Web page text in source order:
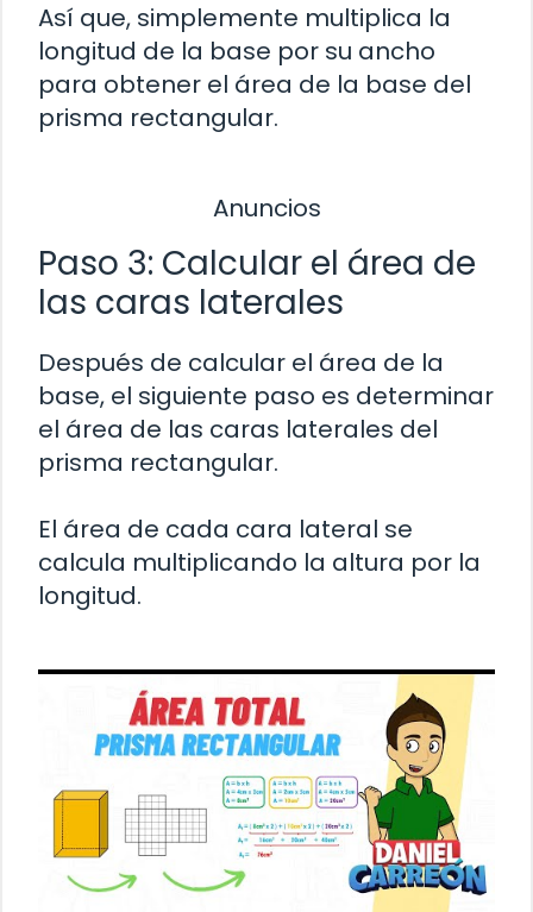
Así que, simplemente multiplica la
longitud de la base por su ancho
para obtener el área de la base del
prisma rectangular.
Anuncios
Paso 3: Calcular el área de
las caras laterales
Después de calcular el área de la
base, el siguiente paso es determinar
el área de las caras laterales del
prisma rectangular.
El área de cada cara lateral se
calcula multiplicando la altura por la
longitud.